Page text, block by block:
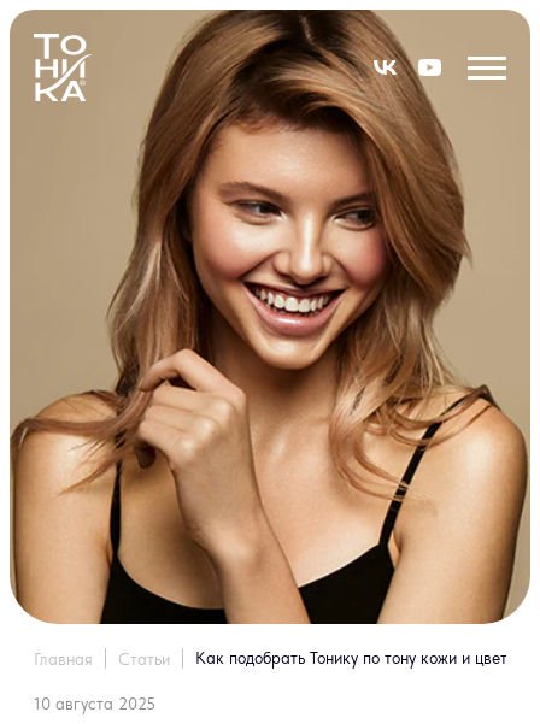
Главная Статьи Как подобрать Тонику по тону кожи и цвету
10 августа 2025